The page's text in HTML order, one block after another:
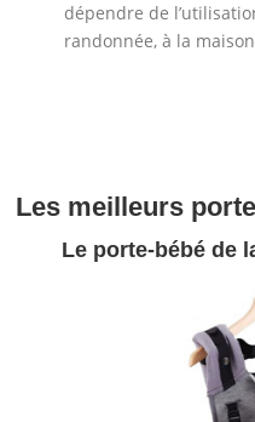
dépendre de
randonnée, à la
Les meilleurs
Le porte-bébé de